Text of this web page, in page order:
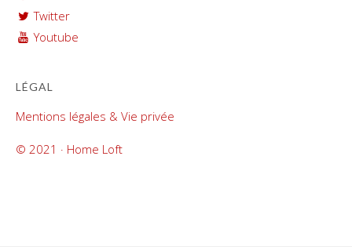
Twitter
Youtube
LÉGAL
Mentions légales & Vie privée
© 2021 · Home Loft